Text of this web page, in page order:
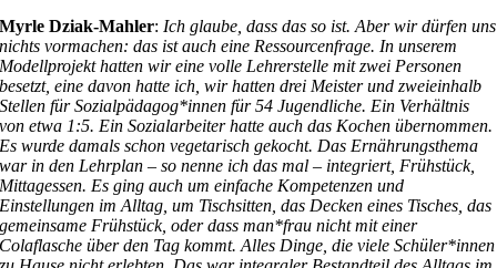
Myrle Dziak-Mahler: Ich glaube, dass das so ist. Aber wir dürfen uns
nichts vormachen: das ist auch eine Ressourcenfrage. In unserem
Modellprojekt hatten wir eine volle Lehrerstelle mit zwei Personen
besetzt, eine davon hatte ich, wir hatten drei Meister und zweieinhalb
Stellen für Sozialpädagog*innen für 54 Jugendliche. Ein Verhältnis
von etwa 1:5. Ein Sozialarbeiter hatte auch das Kochen übernommen.
Es wurde damals schon vegetarisch gekocht. Das Ernährungsthema
war in den Lehrplan – so nenne ich das mal – integriert, Frühstück,
Mittagessen. Es ging auch um einfache Kompetenzen und
Einstellungen im Alltag, um Tischsitten, das Decken eines Tisches, das
gemeinsame Frühstück, oder dass man*frau nicht mit einer
Colaflasche über den Tag kommt. Alles Dinge, die viele Schüler*innen